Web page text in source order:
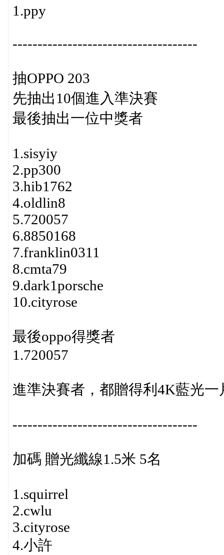
1.ppy
-------------------------------------
抽OPPO 203
先抽出10個進入準決賽
最後抽出一位中獎者
1.sisyiy
2.pp300
3.hib1762
4.oldlin8
5.720057
6.8850168
7.franklin0311
8.cmta79
9.dark1porsche
10.cityrose
最後oppo得獎者
1.720057
進準決賽者，都贈得利4K藍光一
-------------------------------------
加碼 贈光纖線1.5米 5名
1.squirrel
2.cwlu
3.cityrose
4.小許